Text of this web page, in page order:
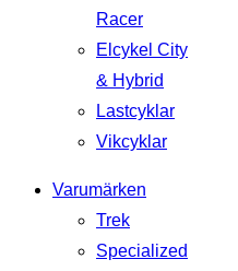
Racer
Elcykel City
& Hybrid
Lastcyklar
Vikcyklar
Varumärken
Trek
Specialized